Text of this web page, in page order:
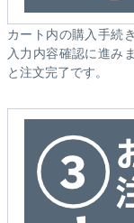
カート内の購入手続
入力内容確認に進み
と注文完了です。